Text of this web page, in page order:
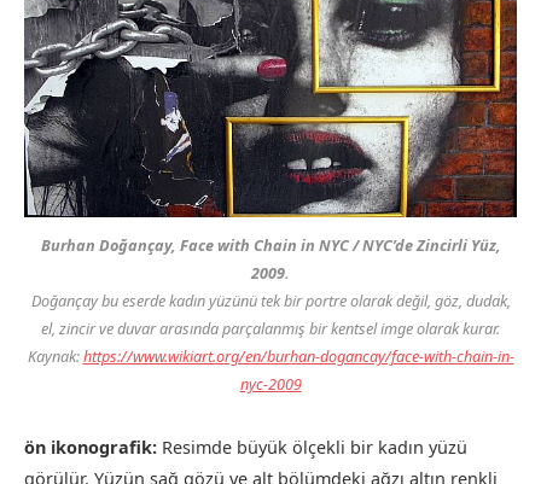
Burhan Doğançay, Face with Chain in NYC / NYC’de Zincirli Yüz,
2009.
Doğançay bu eserde kadın yüzünü tek bir portre olarak değil, göz, dudak,
el, zincir ve duvar arasında parçalanmış bir kentsel imge olarak kurar.
Kaynak:https://www.wikiart.org/en/burhan-dogancay/face-with-chain-in-
nyc-2009
ön ikonografik: Resimde büyük ölçekli bir kadın yüzü
görülür. Yüzün sağ gözü ve alt bölümdeki ağzı altın renkli